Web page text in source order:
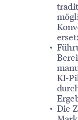
KI-
Die